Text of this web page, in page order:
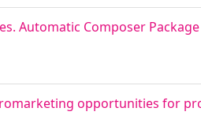
Automatic Composer
opportunities for